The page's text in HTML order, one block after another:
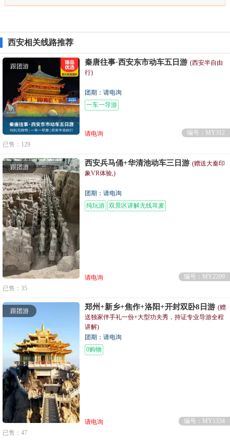
西安相关线路推荐
跟团游 秦唐往事·西安东市动车五日游 (西安半自由
行)
团期：请电询
一车一导游
请电询
编号：MY312
已售：129
跟团游 西安兵马俑+华清池动车三日游 (赠送大秦印
象VR体验,)
团期：请电询
纯玩游 双景区讲解无线耳麦
请电询
编号：MY2209
已售：35
跟团游 郑州+新乡+焦作+洛阳+开封双卧8日游 (赠
送独家伴手礼一份+大型功夫秀，持证专业导游全程
讲解)
团期：请电询
0购物
请电询
编号：MY1334
已售：47